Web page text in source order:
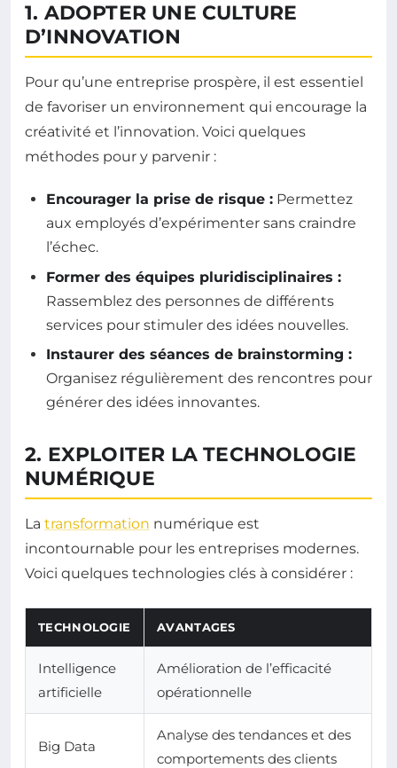
1. ADOPTER UNE CULTURE
D’INNOVATION
Pour qu’une entreprise prospère, il est essentiel
de favoriser un environnement qui encourage la
créativité et l’innovation. Voici quelques
méthodes pour y parvenir :
Encourager la prise de risque : Permettez
aux employés d’expérimenter sans craindre
l’échec.
Former des équipes pluridisciplinaires :
Rassemblez des personnes de différents
services pour stimuler des idées nouvelles.
Instaurer des séances de brainstorming :
Organisez régulièrement des rencontres pour
générer des idées innovantes.
2. EXPLOITER LA TECHNOLOGIE
NUMÉRIQUE
La transformation numérique est
incontournable pour les entreprises modernes.
Voici quelques technologies clés à considérer :
TECHNOLOGIE AVANTAGES
Intelligence
artificielle
Amélioration de l’efficacité
opérationnelle
Big Data
Analyse des tendances et des
comportements des clients